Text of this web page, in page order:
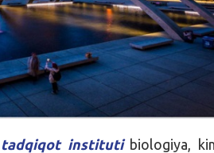
tadqiqot institutibiologiya,